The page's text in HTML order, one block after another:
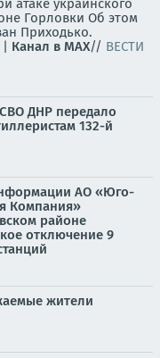
атаке украинского
Горловки Об этом
Приходько.
| Канал в MAX// ВЕСТИ
ДНР передало
132-й
АО «Юго-
Компания»
районе
отключение 9
жители